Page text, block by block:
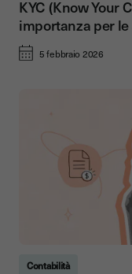
KYC (Know Your
importanza per
5 febbraio 2026
Contabilità